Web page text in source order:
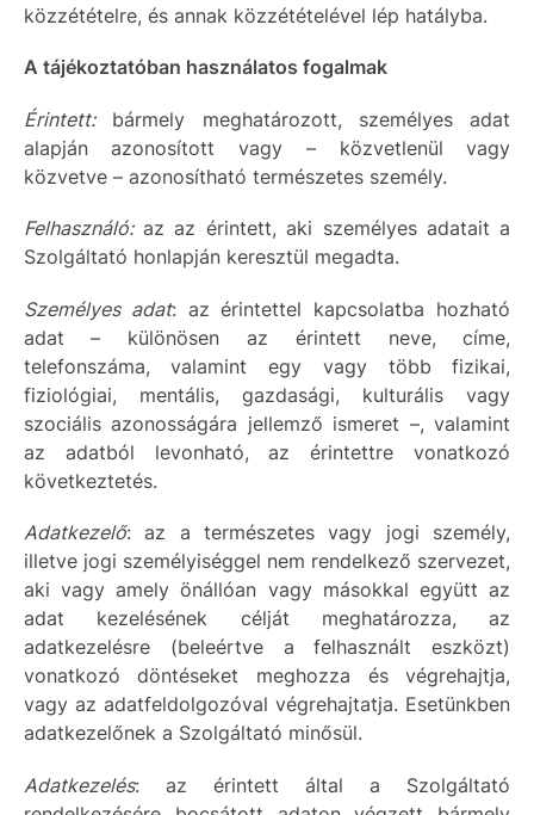
közzétételre, és annak közzétételével lép hatályba.
A tájékoztatóban használatos fogalmak
Érintett:bármely meghatározott, személyes adat
alapján azonosított vagy – közvetlenül vagy
közvetve – azonosítható természetes személy.
Felhasználó:az az érintett, aki személyes adatait a
Szolgáltató honlapján keresztül megadta.
Személyes adat: az érintettel kapcsolatba hozható
adat – különösen az érintett neve, címe,
telefonszáma, valamint egy vagy több fizikai,
fiziológiai, mentális, gazdasági, kulturális vagy
szociális azonosságára jellemző ismeret –, valamint
az adatból levonható, az érintettre vonatkozó
következtetés.
Adatkezelő: az a természetes vagy jogi személy,
illetve jogi személyiséggel nem rendelkező szervezet,
aki vagy amely önállóan vagy másokkal együtt az
adat kezelésének célját meghatározza, az
adatkezelésre (beleértve a felhasznált eszközt)
vonatkozó döntéseket meghozza és végrehajtja,
vagy az adatfeldolgozóval végrehajtatja. Esetünkben
adatkezelőnek a Szolgáltató minősül.
Adatkezelés: az érintett által a Szolgáltató